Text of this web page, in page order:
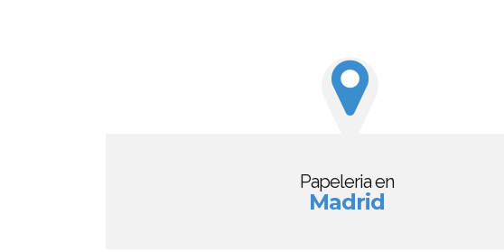
Papeleria en
Madrid